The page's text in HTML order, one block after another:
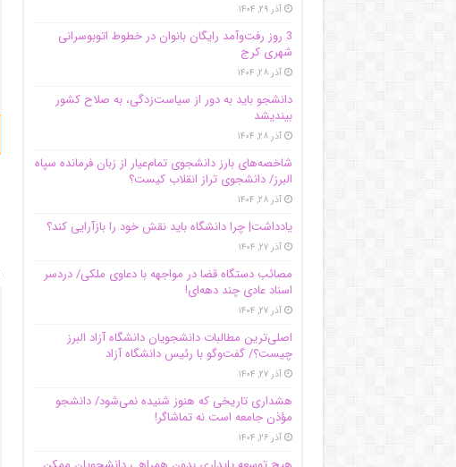
آذر ۲۹, ۱۴۰۴
3 روز رفت‌وآمد رایگان بانوان در خطوط اتوبوسرانی
شهری کرج
آذر ۲۸, ۱۴۰۴
دانشجو باید به دور از سیاست‌زدگی، به صلاح کشور
بیندیشد
آذر ۲۸, ۱۴۰۴
شاخصه‌های بارز دانشجوی تمام‌عیار از زبان فرمانده سپاه
البرز/ دانشجوی تراز انقلاب کیست؟
آذر ۲۸, ۱۴۰۴
یادداشت| چرا دانشگاه باید نقش خود را بازآرایی کند؟
آذر ۲۷, ۱۴۰۴
مصائب دستگاه قضا در مواجهه با دعاوی ملکی/ دردسر
اسناد عادی چند‌ دهه‌ای!
آذر ۲۷, ۱۴۰۴
اصلی‌ترین مطالبات دانشجویان دانشگاه آزاد البرز
چیست؟/ گفت‌وگو با رئیس دانشگاه آز‌اد
آذر ۲۷, ۱۴۰۴
هشداری تاریخی که هنوز شنیده نمی‌شود/ دانشجو
مؤذن جامعه است نه تماشاگر!
آذر ۲۶, ۱۴۰۴